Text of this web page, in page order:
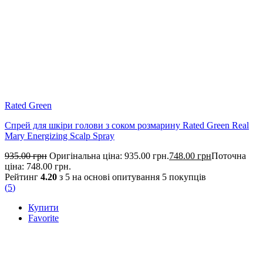
Rated Green
Спрей для шкіри голови з соком розмарину Rated Green Real
Mary Energizing Scalp Spray
935.00грн Оригінальна ціна: 935.00 грн.748.00 грнПоточна
ціна: 748.00 грн.
Рейтинг 4.20 з 5 на основі опитування 5 покупців
(5)
Купити
Favorite